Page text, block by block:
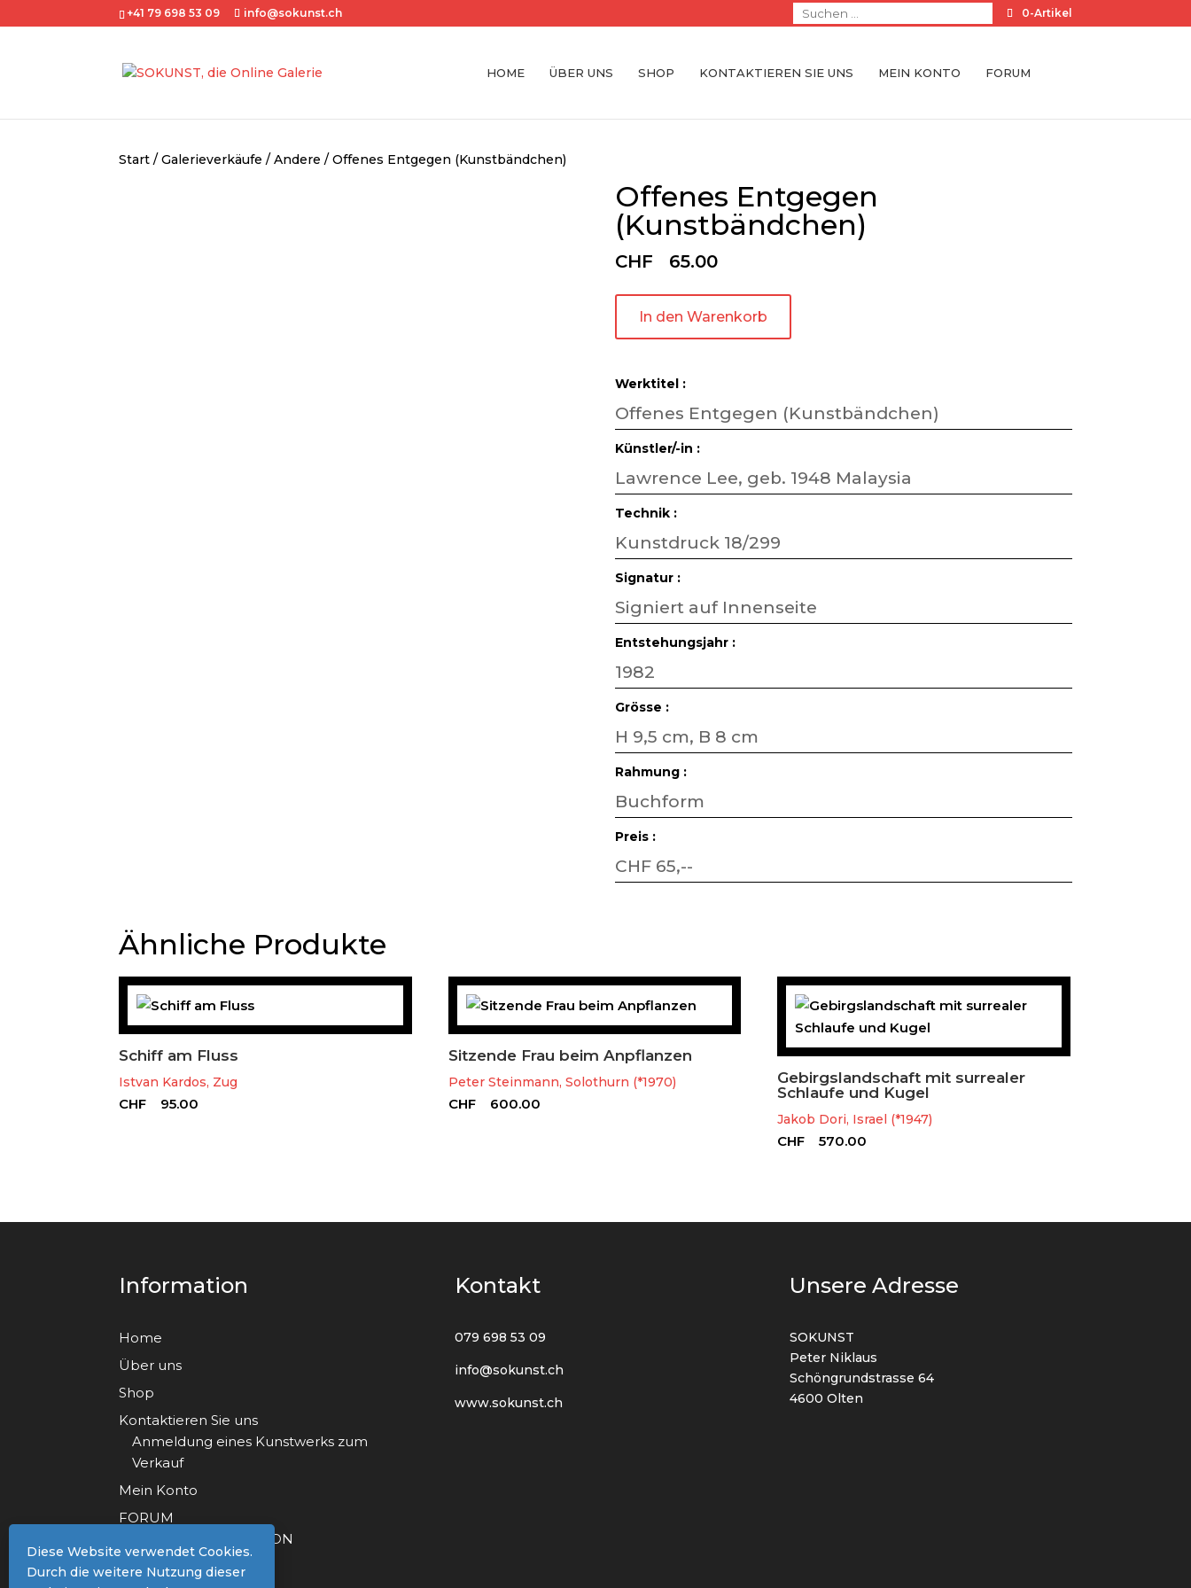
+41 79 698 53 09 info@sokunst.ch 0-Artikel
HOME ÜBER UNS SHOP KONTAKTIEREN SIE UNS MEIN KONTO FORUM
Start /Galerieverkäufe /Andere / Offenes Entgegen (Kunstbändchen)
Offenes Entgegen
(Kunstbändchen)
CHF 65.00
In den Warenkorb
Werktitel :
Offenes Entgegen (Kunstbändchen)
Künstler/-in :
Lawrence Lee, geb. 1948 Malaysia
Technik :
Kunstdruck 18/299
Signatur :
Signiert auf Innenseite
Entstehungsjahr :
1982
Grösse :
H 9,5 cm, B 8 cm
Rahmung :
Buchform
Preis :
CHF 65,--
Ähnliche Produkte
Schiff am Fluss
Istvan Kardos, Zug
CHF 95.00
Sitzende Frau beim Anpflanzen
Peter Steinmann, Solothurn (*1970)
CHF 600.00
Gebirgslandschaft mit surrealer
Schlaufe und Kugel
Jakob Dori, Israel (*1947)
CHF 570.00
Information
Home
Über uns
Shop
Kontaktieren Sie uns
Anmeldung eines Kunstwerks zum
Verkauf
Mein Konto
FORUM
FORUM REGISTRATION
Kontakt
079 698 53 09
info@sokunst.ch
www.sokunst.ch
Unsere Adresse
SOKUNST
Peter Niklaus
Schöngrundstrasse 64
4600 Olten
Diese Website verwendet Cookies.
Durch die weitere Nutzung dieser